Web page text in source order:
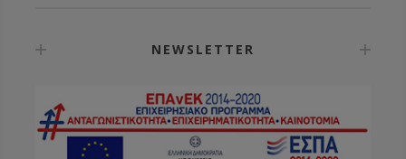
NEWSLETTER